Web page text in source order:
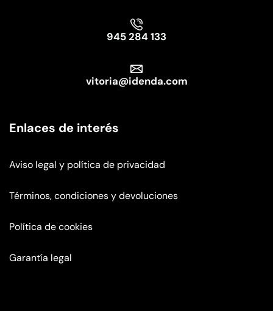
945 284 133
vitoria@idenda.com
Enlaces de interés
Aviso legal y política de privacidad
Términos, condiciones y devoluciones
Política de cookies
Garantía legal